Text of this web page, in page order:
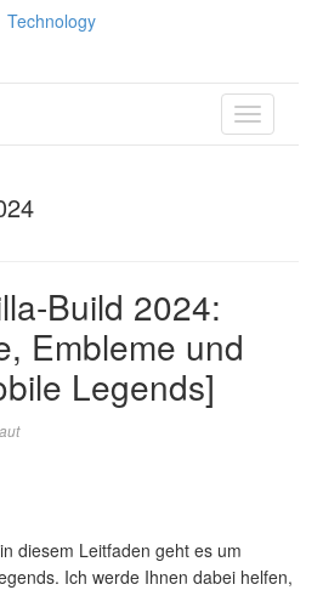
Technology
TOGGLE
Build 2024:
Embleme und
Legends]
diesem Leitfaden geht es um
Ich werde Ihnen dabei helfen,